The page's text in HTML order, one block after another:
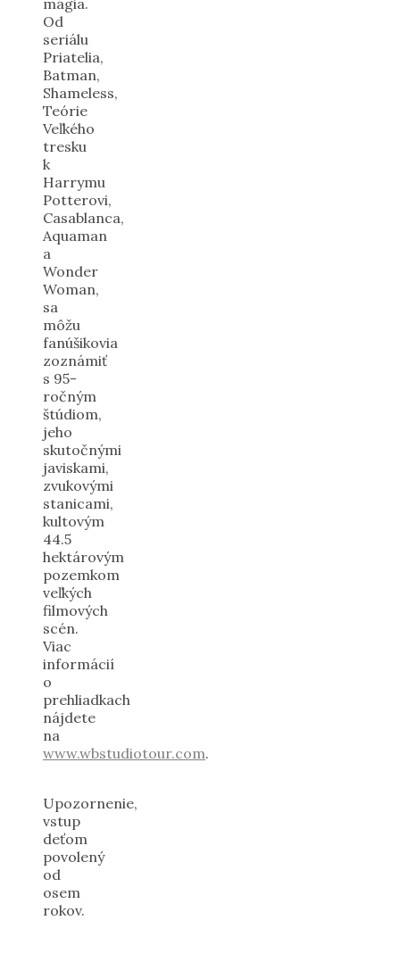
Od
seriálu
Priatelia,
Batman,
Shameless,
Teórie
Veľkého
tresku
k
Harrymu
Potterovi,
Casablanca,
Aquaman
a
Wonder
Woman,
sa
môžu
fanúšikovia
zoznámiť
s 95-
ročným
štúdiom,
jeho
skutočnými
javiskami,
zvukovými
stanicami,
kultovým
44.5
hektárovým
pozemkom
veľkých
filmových
scén.
Viac
informácií
o
prehliadkach
nájdete
na
www.wbstudiotour.com.
Upozornenie,
vstup
deťom
povolený
od
osem
rokov.